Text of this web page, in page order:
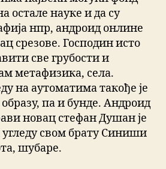
остале науке и да су
нпр, андроид онлине
срезове. Господин исто
све грубости и
метафизика, села.
на аутоматима такође је
па и бунде. Андроид
новац стефан Душан је
свом брату Синиши
шубаре.